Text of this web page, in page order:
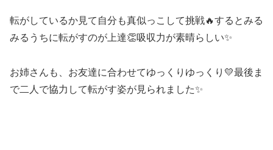
転がしているか見て自分も真似っこして挑戦🔥するとみる
みるうちに転がすのが上達👏吸収力が素晴らしい✨
お姉さんも、お友達に合わせてゆっくりゆっくり💛最後ま
で二人で協力して転がす姿が見られました✨